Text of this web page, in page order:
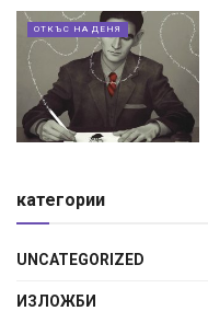
ОТКЪС НА ДЕНЯ
категории
UNCATEGORIZED
ИЗЛОЖБИ